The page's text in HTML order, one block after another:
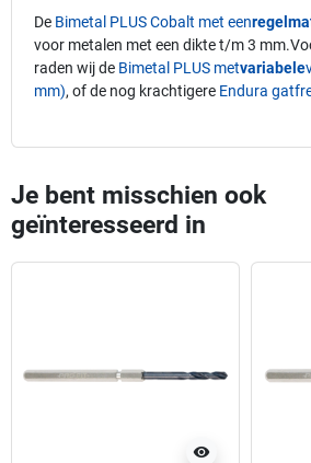
De Bimetal PLUS Cobalt met een
voor metalen met een dikte t/m 3
raden wij de Bimetal PLUS metvariabele
mm), of de nog krachtigere Endura
Je bent misschien ook
geïnteresseerd in
visibility